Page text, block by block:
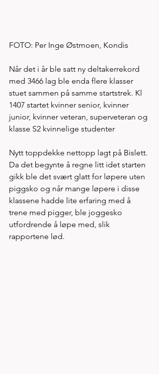
FOTO: Per Inge Østmoen, Kondis
Når det i år ble satt ny deltakerrekord
med 3466 lag ble enda flere klasser
stuet sammen på samme startstrek. Kl
1407 startet kvinner senior, kvinner
junior, kvinner veteran, superveteran og
klasse S2 kvinnelige studenter
Nytt toppdekke nettopp lagt på Bislett.
Da det begynte å regne litt idet starten
gikk ble det svært glatt for løpere uten
piggsko og når mange løpere i disse
klassene hadde lite erfaring med å
trene med pigger, ble joggesko
utfordrende å løpe med, slik
rapportene lød.